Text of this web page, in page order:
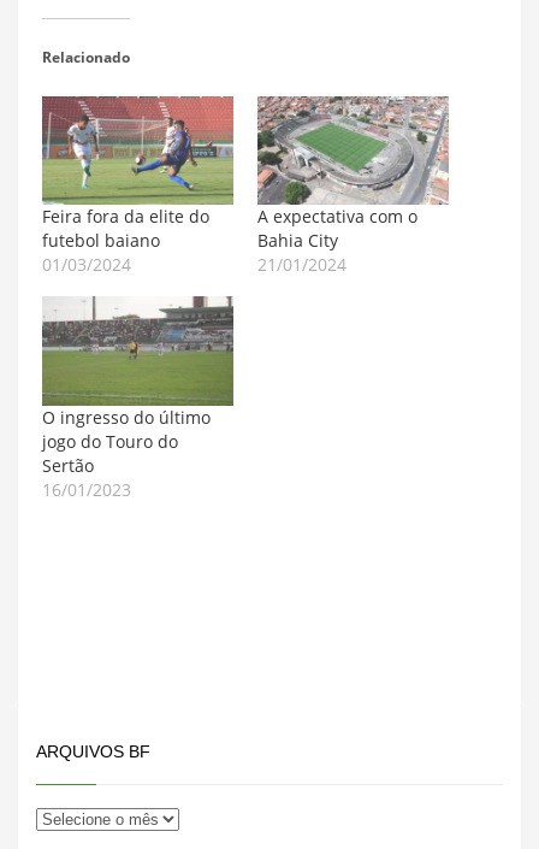
Relacionado
Feira fora da elite do
futebol baiano
01/03/2024
A expectativa com o
Bahia City
21/01/2024
O ingresso do último
jogo do Touro do
Sertão
16/01/2023
ARQUIVOS BF